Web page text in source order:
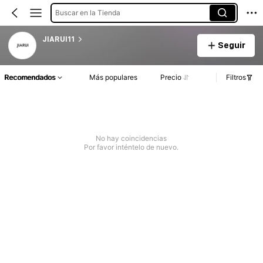
Buscar en la Tienda
JIARUI11
Seguir
Recomendados Más populares Precio Filtros
No hay coincidencias
Por favor inténtelo de nuevo.